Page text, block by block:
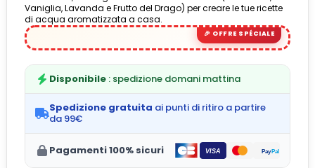
Vaniglia, Lavanda e Frutto del Drago) per creare le tue ricette
di acqua aromatizzata a casa.
Disponibile : spedizione domani mattina
Spedizione gratuita ai punti di ritiro a partire
da 99€
Pagamenti 100% sicuri